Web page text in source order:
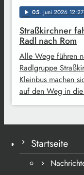
play_arrow 05. Juni 2026 12:27
Straßkirchner
Radl nach Rom
Alle Wege führen
Radlgruppe
Kleinbus machen
auf den Weg in
Startseite